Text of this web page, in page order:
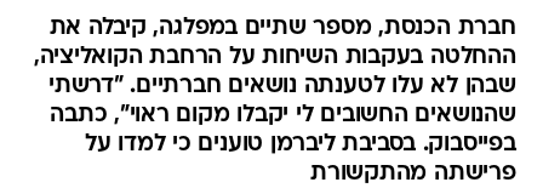
חברת הכנסת, מספר שתיים במפלגה, קיבלה את
ההחלטה בעקבות השיחות על הרחבת הקואליציה,
שבהן לא עלו לטענתה נושאים חברתיים. "דרשתי
שהנושאים החשובים לי יקבלו מקום ראוי", כתבה
בפייסבוק. בסביבת ליברמן טוענים כי למדו על
פרישתה מהתקשורת